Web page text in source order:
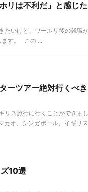
リは不利だ」と感じ
たいけど、ワーホリ後の就職
ます。 この ...
ーツアー絶対行くべ
リス旅行に行くことができま
オ、シンガポール、イギリ
10選